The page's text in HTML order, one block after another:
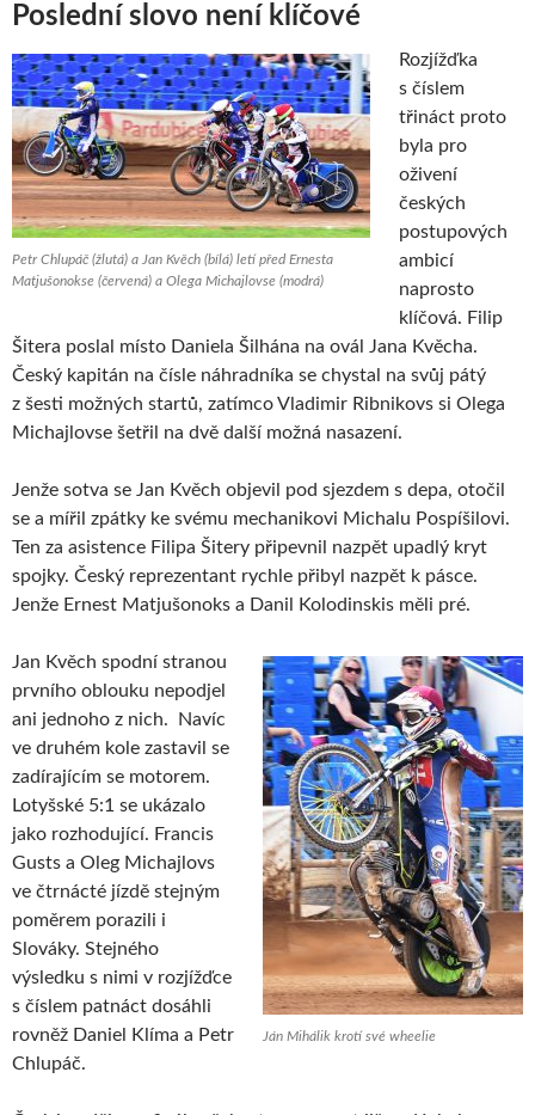
Poslední slovo není klíčové
Petr Chlupáč (žlutá) a Jan Kvěch (bílá) letí před Ernesta
Matjušonokse (červená) a Olega Michajlovse (modrá)
Rozjížďka
s číslem
třináct proto
byla pro
oživení
českých
postupových
ambicí
naprosto
klíčová. Filip
Šitera poslal místo Daniela Šilhána na ovál Jana Kvěcha.
Český kapitán na čísle náhradníka se chystal na svůj pátý
z šesti možných startů, zatímco Vladimir Ribnikovs si Olega
Michajlovse šetřil na dvě další možná nasazení.
Jenže sotva se Jan Kvěch objevil pod sjezdem s depa, otočil
se a mířil zpátky ke svému mechanikovi Michalu Pospíšilovi.
Ten za asistence Filipa Šitery připevnil nazpět upadlý kryt
spojky. Český reprezentant rychle přibyl nazpět k pásce.
Jenže Ernest Matjušonoks a Danil Kolodinskis měli pré.
Ján Mihálik krotí své wheelie
Jan Kvěch spodní stranou
prvního oblouku nepodjel
ani jednoho z nich. Navíc
ve druhém kole zastavil se
zadírajícím se motorem.
Lotyšské 5:1 se ukázalo
jako rozhodující. Francis
Gusts a Oleg Michajlovs
ve čtrnácté jízdě stejným
poměrem porazili i
Slováky. Stejného
výsledku s nimi v rozjížďce
s číslem patnáct dosáhli
rovněž Daniel Klíma a Petr
Chlupáč.